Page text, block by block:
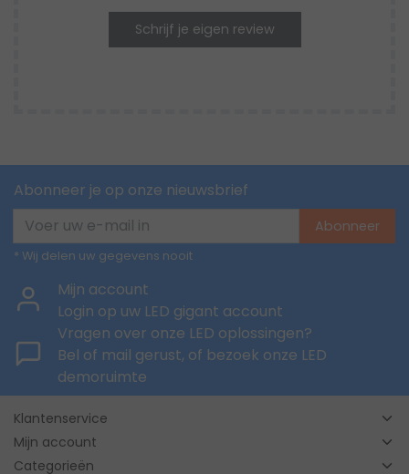
Schrijf je eigen review
Abonneer je op onze nieuwsbrief
Abonneer
* Wij delen uw gegevens nooit
Mijn account
Login op uw LED gigant account
Vragen over onze LED oplossingen?
Bel of mail gerust, of bezoek onze LED
demoruimte
Klantenservice
Mijn account
Categorieën